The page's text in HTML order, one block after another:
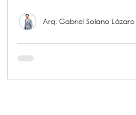
Ley N° 481 de 9 de
septiembre de
Modificaciones a
Arq. Gabriel Solano Lázaro